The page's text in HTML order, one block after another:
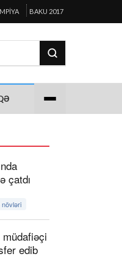
BAKU 2017
çatdı
növləri
müdafiəçi
edib